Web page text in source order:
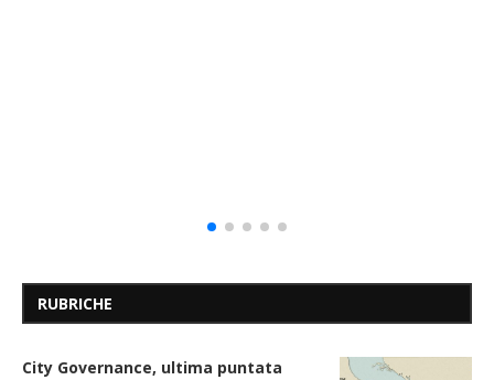
RUBRICHE
City Governance, ultima puntata